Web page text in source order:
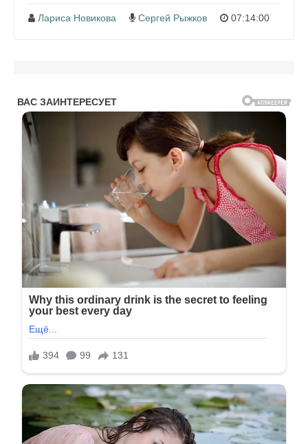
Лариса Новикова Сергей Рыжков 07:14:00